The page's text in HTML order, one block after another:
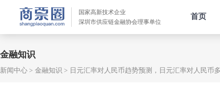
国家高新技术企业
深圳市供应链金融协会理事单位
首页
金融知识
新闻中心 金融知识 日元汇率对人民币趋势预测，日元汇率对人民币